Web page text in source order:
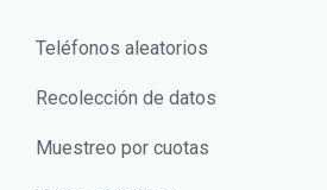
Teléfonos aleatorios
Recolección de datos
Muestreo por cuotas